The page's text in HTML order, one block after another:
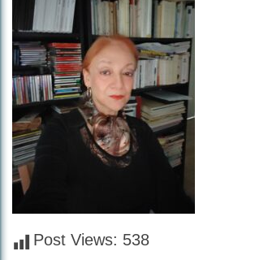
Post Views: 538